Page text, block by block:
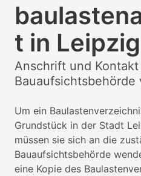
t in Leipzig
Anschrift und
Bauaufsichtsbehörde
Um ein
Grundstück in der Stadt
müssen sie sich an die
Bauaufsichtsbehörde
eine Kopie des